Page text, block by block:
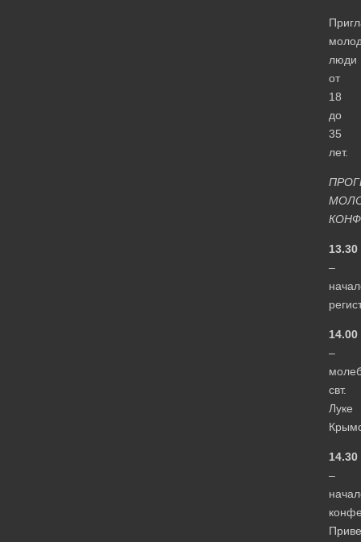
люди
от
18
до
35
лет.
13.30
–
14.00
–
свт.
Луке
14.30
–